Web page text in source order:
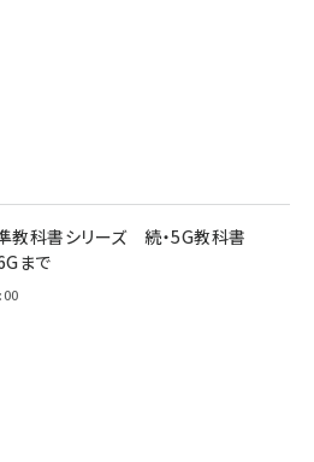
準教科書シリーズ 続・5G教科書
まで